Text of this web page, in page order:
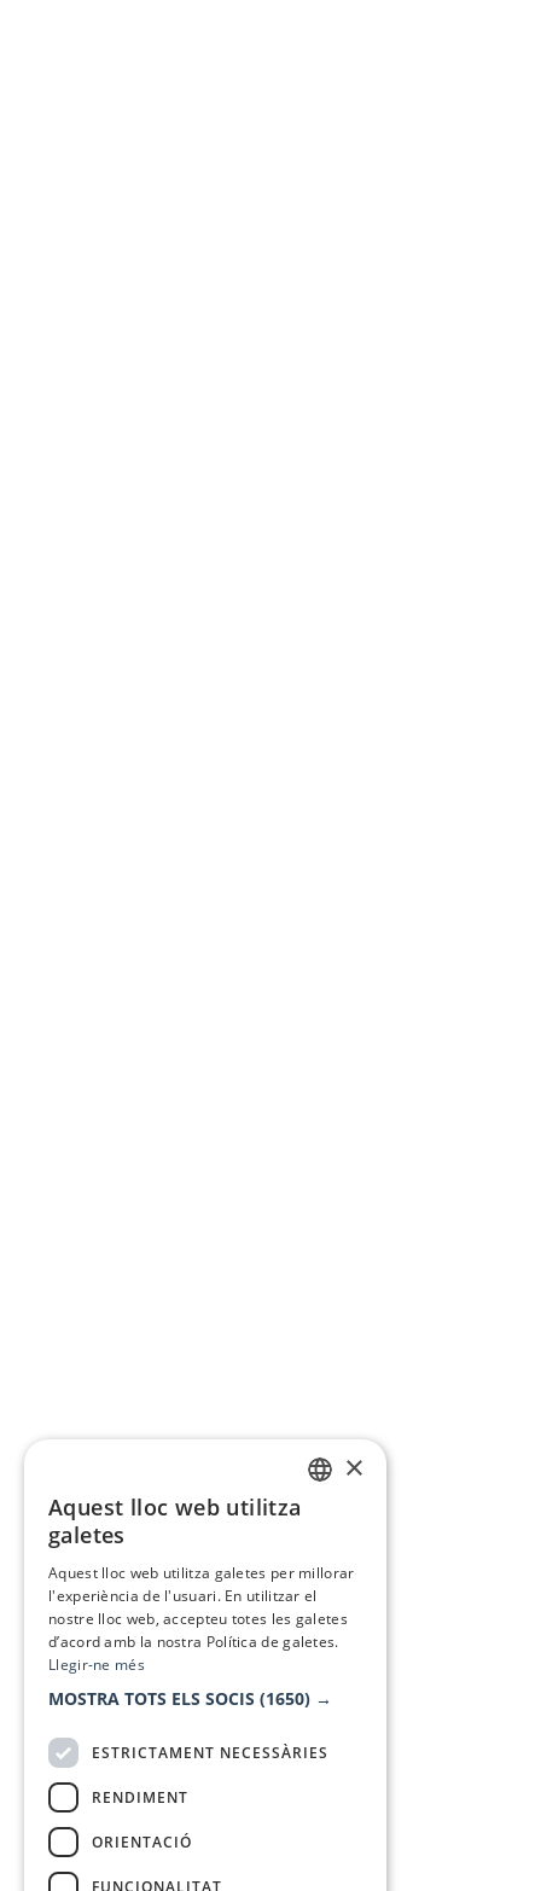
×
Aquest lloc web utilitza
galetes
Aquest lloc web utilitza galetes per millorar
l'experiència de l'usuari. En utilitzar el
nostre lloc web, accepteu totes les galetes
d’acord amb la nostra Política de galetes.
Llegir-ne més
MOSTRA TOTS ELS SOCIS (1650) →
ESTRICTAMENT NECESSÀRIES
RENDIMENT
ORIENTACIÓ
FUNCIONALITAT